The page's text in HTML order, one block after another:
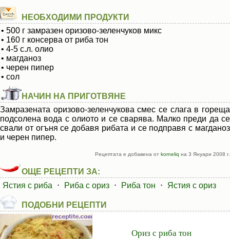
НЕОБХОДИМИ ПРОДУКТИ
• 500 г замразен оризово-зеленчуков микс
• 160 г консерва от риба тон
• 4-5 с.л. олио
• магданоз
• черен пипер
• сол
НАЧИН НА ПРИГОТВЯНЕ
Замразената оризово-зеленчукова смес се слага в гореща
подсолена вода с олиото и се сварява. Малко преди да се
свали от огъня се добавя рибата и се подправя с магданоз
и черен пипер.
Рецептата е добавена от korneliq на 3 Януари 2008 г.
ОЩЕ РЕЦЕПТИ ЗА:
Ястия с риба
⋅ Риба с ориз ⋅ Риба тон ⋅ Ястия с ориз
ПОДОБНИ РЕЦЕПТИ
Ориз с риба тон